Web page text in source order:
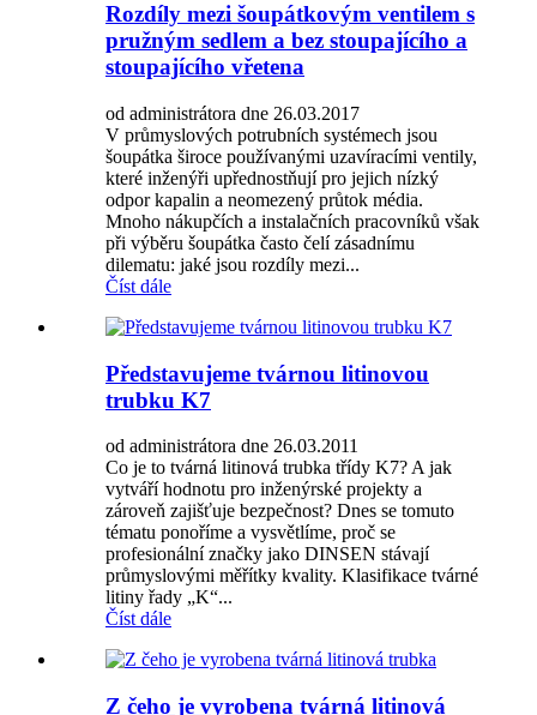
Rozdíly mezi šoupátkovým ventilem s
pružným sedlem a bez stoupajícího a
stoupajícího vřetena
od administrátora dne 26.03.2017
V průmyslových potrubních systémech jsou
šoupátka široce používanými uzavíracími ventily,
které inženýři upřednostňují pro jejich nízký
odpor kapalin a neomezený průtok média.
Mnoho nákupčích a instalačních pracovníků však
při výběru šoupátka často čelí zásadnímu
dilematu: jaké jsou rozdíly mezi...
Číst dále
Představujeme tvárnou litinovou
trubku K7
od administrátora dne 26.03.2011
Co je to tvárná litinová trubka třídy K7? A jak
vytváří hodnotu pro inženýrské projekty a
zároveň zajišťuje bezpečnost? Dnes se tomuto
tématu ponoříme a vysvětlíme, proč se
profesionální značky jako DINSEN stávají
průmyslovými měřítky kvality. Klasifikace tvárné
litiny řady „K“...
Číst dále
Z čeho je vyrobena tvárná litinová